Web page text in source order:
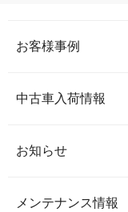
お客様事例
中古車入荷情報
お知らせ
メンテナンス情報